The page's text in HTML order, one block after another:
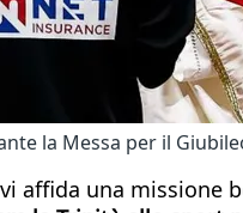
la Messa per il
affida una missione